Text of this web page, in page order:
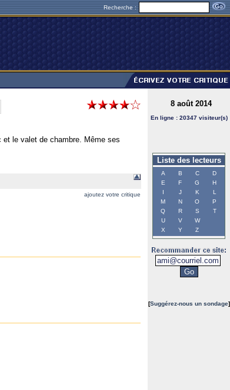
Recherche :
et le valet de chambre. Même ses
ajoutez votre critique
8 août 2014
En ligne : 20347 visiteur(s)
Liste des lecteurs
A B C
D
E
F G
H
I
J K
L
M
N O
P
Q
R S
T
U
V
W
X
Y Z
[Suggérez-nous un sondage]